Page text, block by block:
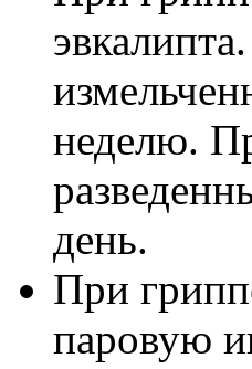
неделю.
день.
При
паровую